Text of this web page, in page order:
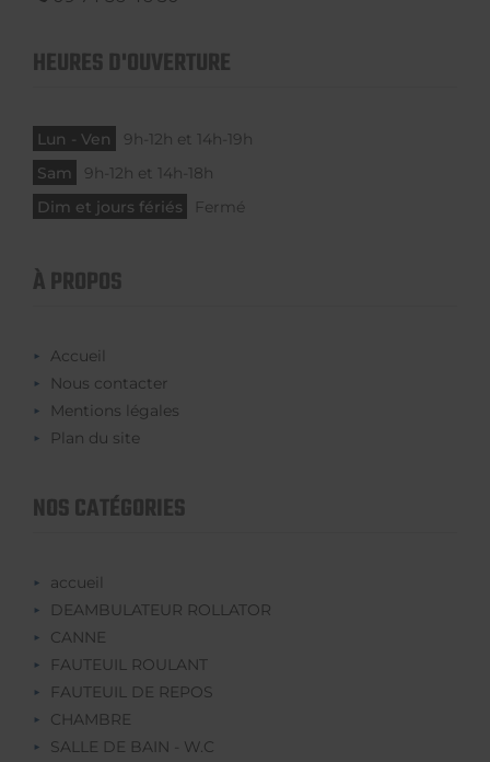
HEURES D'OUVERTURE
Lun - Ven
9h-12h et 14h-19h
Sam
9h-12h et 14h-18h
Dim et jours fériés
Fermé
À PROPOS
Accueil
Nous contacter
Mentions légales
Plan du site
NOS CATÉGORIES
accueil
DEAMBULATEUR ROLLATOR
CANNE
FAUTEUIL ROULANT
FAUTEUIL DE REPOS
CHAMBRE
SALLE DE BAIN - W.C